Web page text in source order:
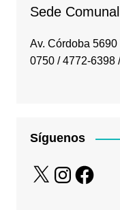
Sede
Av. Córdoba
0750 / 4772-6398
Síguenos
X InstagramFacebook